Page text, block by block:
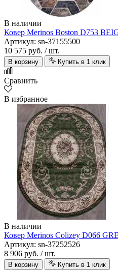
В наличии
Ковер Merinos Boston D753
Артикул: sn-37155500
10 575 руб. / шт.
В корзину Купить в 1 клик
Сравнить
В избранное
В наличии
Ковер Merinos Colizey D066
Артикул: sn-37252526
8 906 руб. / шт.
В корзину Купить в 1 клик